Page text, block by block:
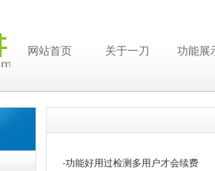
网站首页 关于一刀 功能展
·功能好用过检测多用户才会续费